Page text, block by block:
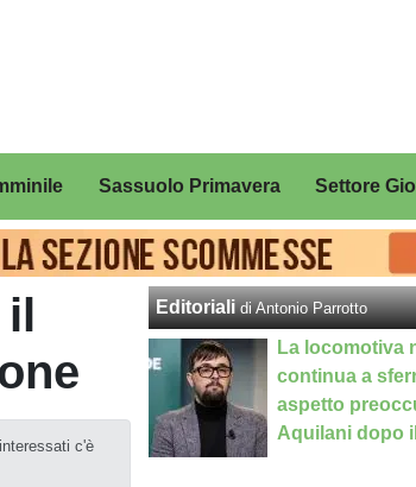
Sassuolo Primavera Settore
il
c'è
Editoriali di Antonio Parrotto
La locomotiva
continua a
aspetto
Aquilani dopo